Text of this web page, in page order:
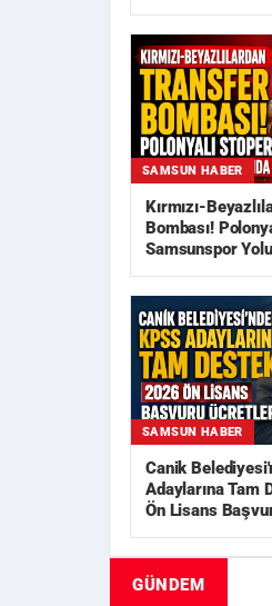
SAMSUN HABER
Kırmızı-
Bombası!
Samsunspor
SAMSUN HABER
Canik
Adaylarına Tam
Ön Lisans
GÜNDEM